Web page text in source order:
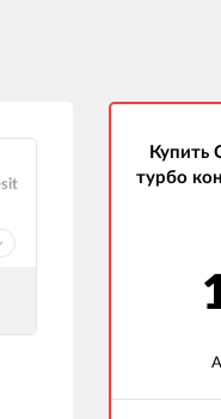
Купить
турбо